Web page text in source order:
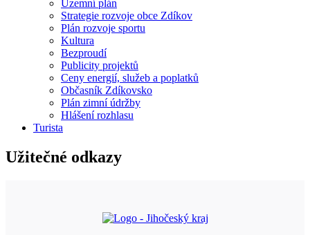
Územní plán
Strategie rozvoje obce Zdíkov
Plán rozvoje sportu
Kultura
Bezproudí
Publicity projektů
Ceny energií, služeb a poplatků
Občasník Zdíkovsko
Plán zimní údržby
Hlášení rozhlasu
Turista
Užitečné odkazy